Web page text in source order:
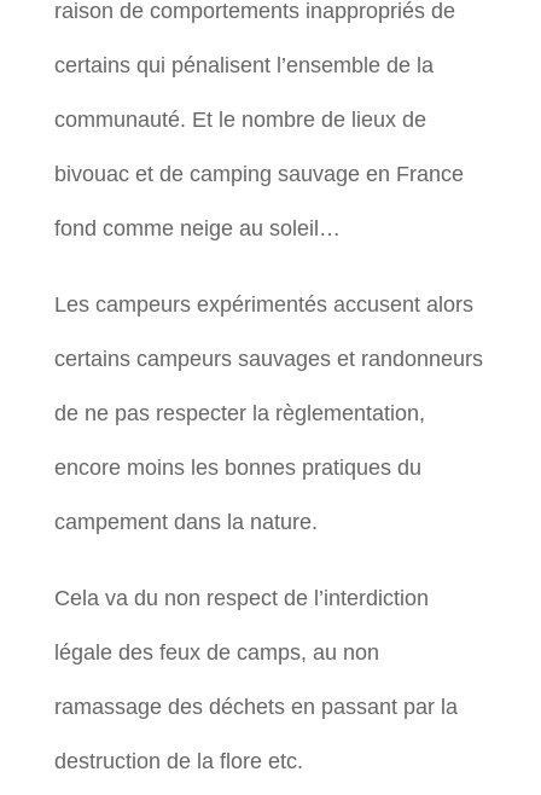
raison de comportements inappropriés de
certains qui pénalisent l’ensemble de la
communauté. Et le nombre de lieux de
bivouac et de camping sauvage en France
fond comme neige au soleil…
Les campeurs expérimentés accusent alors
certains campeurs sauvages et randonneurs
de ne pas respecter la règlementation,
encore moins les bonnes pratiques du
campement dans la nature.
Cela va du non respect de l’interdiction
légale des feux de camps, au non
ramassage des déchets en passant par la
destruction de la flore etc.